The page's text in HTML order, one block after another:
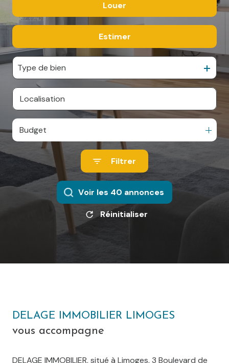
ESPACE
CONTACT
De l'immo pro
Louer
De l'immo pro
Estimer
Type de bien
Budget
Filtrer
Voir les 40 annonces
Réinitialiser
DELAGE IMMOBILIER LIMOGES
vous accompagne
DELAGE IMMOBILIER, situé à Limoges, 3 Boulevard de